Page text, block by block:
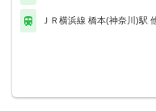
ＪＲ横浜線 橋本(神奈川)駅